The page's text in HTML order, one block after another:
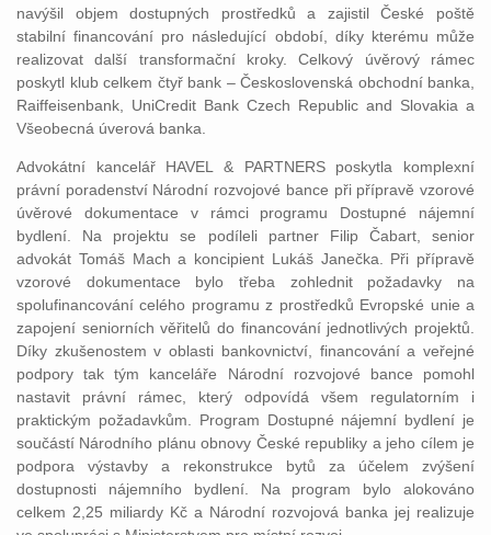
navýšil objem dostupných prostředků a zajistil České poště
stabilní financování pro následující období, díky kterému může
realizovat další transformační kroky. Celkový úvěrový rámec
poskytl klub celkem čtyř bank – Československá obchodní banka,
Raiffeisenbank, UniCredit Bank Czech Republic and Slovakia a
Všeobecná úverová banka.
Advokátní kancelář HAVEL & PARTNERS poskytla komplexní
právní poradenství Národní rozvojové bance při přípravě vzorové
úvěrové dokumentace v rámci programu Dostupné nájemní
bydlení. Na projektu se podíleli partner Filip Čabart, senior
advokát Tomáš Mach a koncipient Lukáš Janečka. Při přípravě
vzorové dokumentace bylo třeba zohlednit požadavky na
spolufinancování celého programu z prostředků Evropské unie a
zapojení seniorních věřitelů do financování jednotlivých projektů.
Díky zkušenostem v oblasti bankovnictví, financování a veřejné
podpory tak tým kanceláře Národní rozvojové bance pomohl
nastavit právní rámec, který odpovídá všem regulatorním i
praktickým požadavkům. Program Dostupné nájemní bydlení je
součástí Národního plánu obnovy České republiky a jeho cílem je
podpora výstavby a rekonstrukce bytů za účelem zvýšení
dostupnosti nájemního bydlení. Na program bylo alokováno
celkem 2,25 miliardy Kč a Národní rozvojová banka jej realizuje